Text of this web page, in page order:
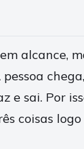
alcance,
e sai. Por
coisas